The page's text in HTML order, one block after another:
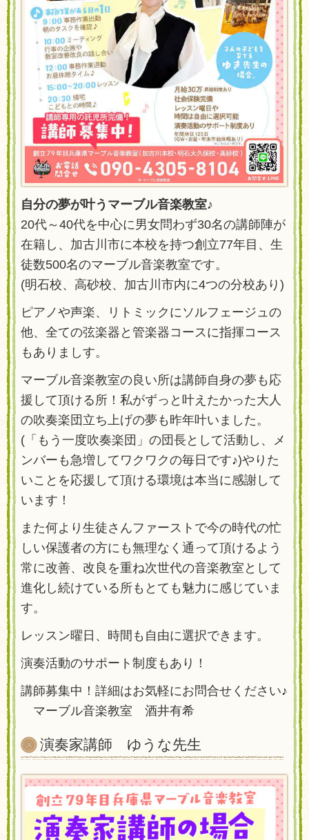
自分の夢が叶うマーブル音楽教室♪
20代～40代を中心に男女問わず30名の講師陣が
在籍し、加古川市に本校を持つ創立77年目、生
徒数500名のマーブル音楽教室です。
(明石校、高砂校、加古川市内に4つの分校あり)
ピアノや声楽、リトミックにソルフェージュの
他、全ての弦楽器と管楽器コースに指揮コース
もありましす。
マーブル音楽教室の良い所は講師自身の夢も応
援して頂ける所！私がずっと叶えたかった大人
の吹奏楽団立ち上げの夢も昨年叶いました。
(「もう一度吹奏楽団」の団長として活動し、メ
ンバーも急増してワクワクの毎日です♪)やりた
いことを応援して頂ける環境は本当に感謝して
います！
また何より生徒さんファーストで今の時代の忙
しい保護者の方にも無理なく通って頂けるよう
常に改善、改良を重ね次世代の音楽教室として
進化し続けている所もとても魅力に感じていま
す。
レッスン曜日、時間も自由に選択できます。
演奏活動のサポート制度もあり！
講師募集中！詳細はお気軽にお問合せください♪
マーブル音楽教室 酒井有希
演奏家講師 ゆうな先生